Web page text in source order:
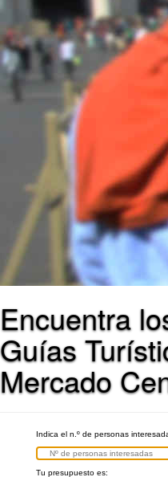
Encuentra
Guías
Mercado
Indica el n.º de personas
Tu presupuesto es: